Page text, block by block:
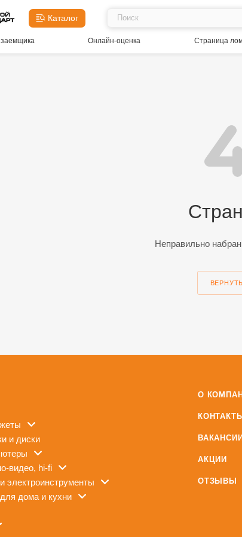
Каталог
Онлайн-оценка Страница
Неправильно
и диски
видео, hi-fi
и электроинструменты
для дома и кухни
О
КОНТАКТЫ
ВАКАНСИИ
АКЦИИ
ОТЗЫВЫ